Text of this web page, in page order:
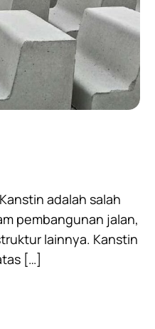
adalah salah
pembangunan jalan,
lainnya. Kanstin
[…]